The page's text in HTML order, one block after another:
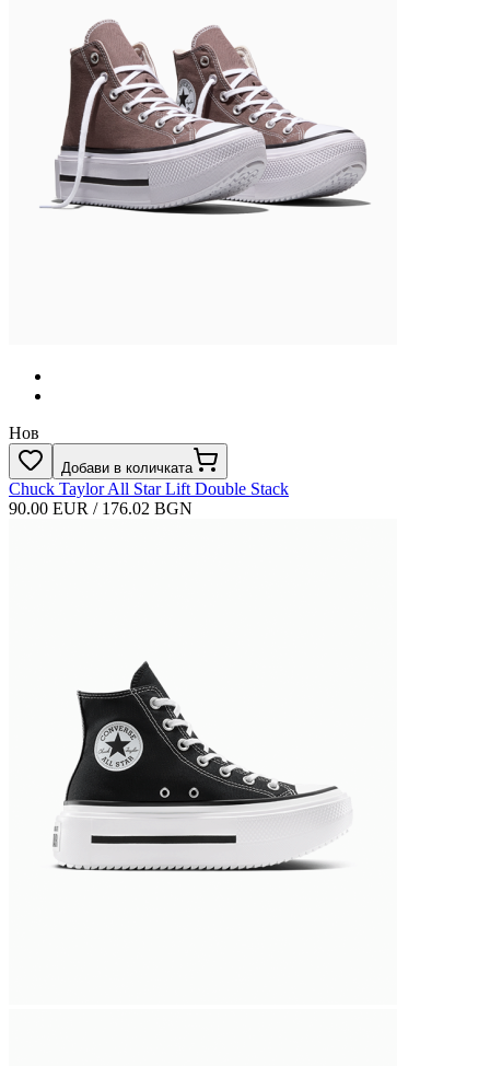
Нов
Добави в количката
Chuck Taylor All Star Lift Double Stack
90.00 EUR / 176.02 BGN